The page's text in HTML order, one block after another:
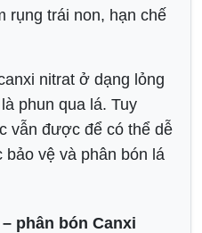
rụng trái non, hạn chế
nitrat ở dạng lỏng
phun qua lá. Tuy
vẫn được để có thể dễ
vệ và phân bón lá
phân bón Canxi